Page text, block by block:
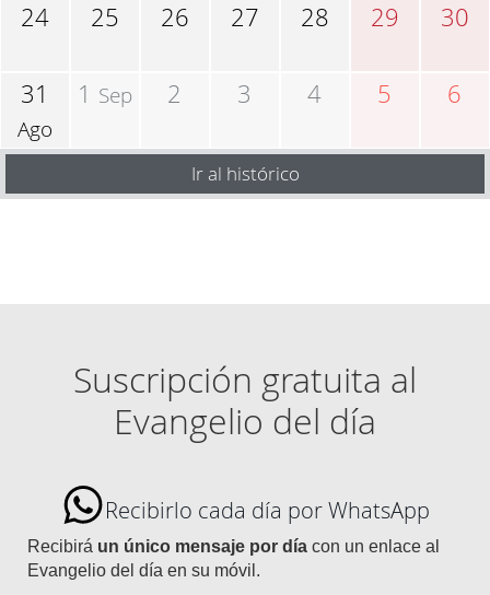
24 25 26 27 28 29 30
31
Ago
1 Sep 2 3 4 5 6
Ir al histórico
Suscripción gratuita al
Evangelio del día
Recibirlo cada día por WhatsApp
Recibirá un único mensaje por día con un enlace al
Evangelio del día en su móvil.